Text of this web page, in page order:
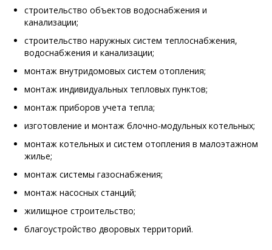
строительство объектов водоснабжения и
канализации;
строительство наружных систем теплоснабжения,
водоснабжения и канализации;
монтаж внутридомовых систем отопления;
монтаж индивидуальных тепловых пунктов;
монтаж приборов учета тепла;
изготовление и монтаж блочно-модульных котельных;
монтаж котельных и систем отопления в малоэтажном
жилье;
монтаж системы газоснабжения;
монтаж насосных станций;
жилищное строительство;
благоустройство дворовых территорий.